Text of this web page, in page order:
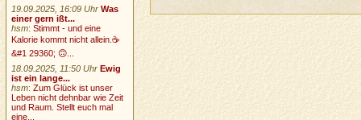
19.09.2025, 16:09 Uhr Was
einer gern ißt...
hsm:Stimmt - und eine
Kalorie kommt nicht allein.☕
&#1 29360; 🙃...
18.09.2025, 11:50 Uhr Ewig
ist ein lange...
hsm:Zum Glück ist unser
Leben nicht dehnbar wie Zeit
und Raum. Stellt euch mal
eine...